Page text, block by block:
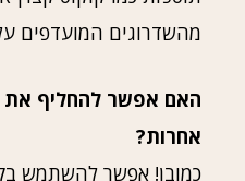
מהשדרוגים המועדפים
האם אפשר להחליף את
אחרות?
כמובן! אפשר להשתמש